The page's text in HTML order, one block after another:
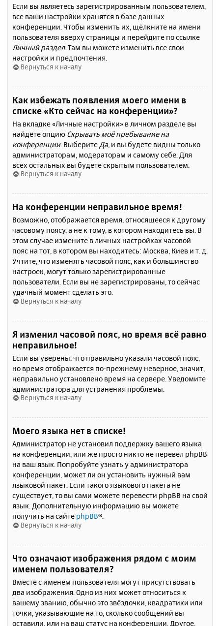
Если вы являетесь зарегистрированным пользователем,
все ваши настройки хранятся в базе данных
конференции. Чтобы изменить их, щёлкните на имени
пользователя вверху страницы и перейдите по ссылке
Личный раздел. Там вы можете изменить все свои
настройки и предпочтения.
Вернуться к началу
Как избежать появления моего имени в
списке «Кто сейчас на конференции»?
На вкладке «Личные настройки» в личном разделе вы
найдёте опцию Скрывать моё пребывание на
конференции. Выберите Да, и вы будете видны только
администраторам, модераторам и самому себе. Для
всех остальных вы будете скрытым пользователем.
Вернуться к началу
На конференции неправильное время!
Возможно, отображается время, относящееся к другому
часовому поясу, а не к тому, в котором находитесь вы. В
этом случае измените в личных настройках часовой
пояс на тот, в котором вы находитесь: Москва, Киев и т. д.
Учтите, что изменять часовой пояс, как и большинство
настроек, могут только зарегистрированные
пользователи. Если вы не зарегистрированы, то сейчас
удачный момент сделать это.
Вернуться к началу
Я изменил часовой пояс, но время всё равно
неправильное!
Если вы уверены, что правильно указали часовой пояс,
но время отображается по-прежнему неверное, значит,
неправильно установлено время на сервере. Уведомите
администратора для устранения проблемы.
Вернуться к началу
Моего языка нет в списке!
Администратор не установил поддержку вашего языка
на конференции, или же просто никто не перевёл phpBB
на ваш язык. Попробуйте узнать у администратора
конференции, может ли он установить нужный вам
языковой пакет. Если такого языкового пакета не
существует, то вы сами можете перевести phpBB на свой
язык. Дополнительную информацию вы можете
получить на сайте phpBB®.
Вернуться к началу
Что означают изображения рядом с моим
именем пользователя?
Вместе с именем пользователя могут присутствовать
два изображения. Одно из них может относиться к
вашему званию, обычно это звёздочки, квадратики или
точки, указывающие на то, сколько сообщений вы
оставили, или на ваш статус на конференции. Другое,